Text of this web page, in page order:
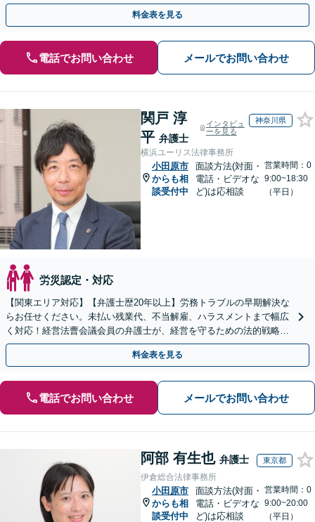
料金表を見る
電話でお問い合わせ メールでお問い合わせ
関戸 淳
平 弁護士
インタビュ
ーを見る
神奈川県
横浜ユーリス法律事務所
小田原市
からも相
談受付中
面談方法(対面・
電話・ビデオな
ど)は応相談
営業時間：0
9:00~18:30
（平日）
労災認定・対応
【関東エリア対応】【弁護士歴20年以上】労務トラブルの早期解決な
らお任せください。未払い残業代、不当解雇、ハラスメントまで幅広
く対応！経営法曹会議会員の弁護士が、経営を守るための法的戦略を
提案します【夜間や休日相談も対応可能】
料金表を見る
電話でお問い合わせ メールでお問い合わせ
阿部 有生也 弁護士 東京都
伊倉総合法律事務所
小田原市
からも相
談受付中
面談方法(対面・
電話・ビデオな
ど)は応相談
営業時間：0
9:00~20:00
（平日）